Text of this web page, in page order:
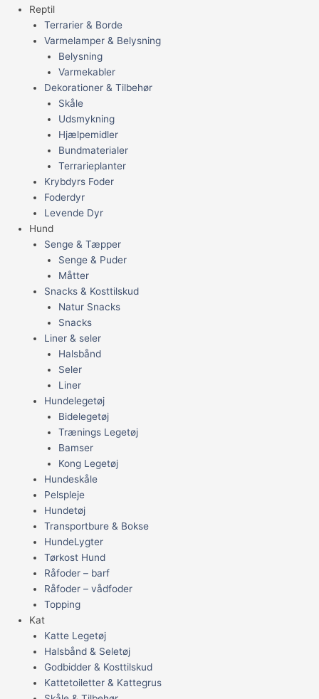
Reptil
Terrarier & Borde
Varmelamper & Belysning
Belysning
Varmekabler
Dekorationer & Tilbehør
Skåle
Udsmykning
Hjælpemidler
Bundmaterialer
Terrarieplanter
Krybdyrs Foder
Foderdyr
Levende Dyr
Hund
Senge & Tæpper
Senge & Puder
Måtter
Snacks & Kosttilskud
Natur Snacks
Snacks
Liner & seler
Halsbånd
Seler
Liner
Hundelegetøj
Bidelegetøj
Trænings Legetøj
Bamser
Kong Legetøj
Hundeskåle
Pelspleje
Hundetøj
Transportbure & Bokse
HundeLygter
Tørkost Hund
Råfoder – barf
Råfoder – vådfoder
Topping
Kat
Katte Legetøj
Halsbånd & Seletøj
Godbidder & Kosttilskud
Kattetoiletter & Kattegrus